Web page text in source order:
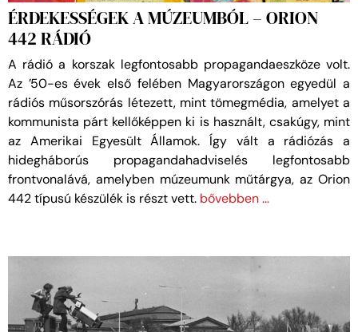
ÉRDEKESSÉGEK A MÚZEUMBÓL – ORION
442 RÁDIÓ
A rádió a korszak legfontosabb propagandaeszköze volt.
Az ’50-es évek első felében Magyarországon egyedül a
rádiós műsorszórás létezett, mint tömegmédia, amelyet a
kommunista párt kellőképpen ki is használt, csakúgy, mint
az Amerikai Egyesült Államok. Így vált a rádiózás a
hidegháborús propagandahadviselés legfontosabb
frontvonalává, amelyben múzeumunk műtárgya, az Orion
442 típusú készülék is részt vett. bővebben …